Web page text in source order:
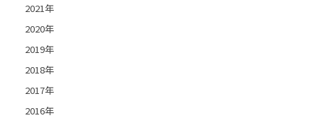
2021年
2020年
2019年
2018年
2017年
2016年